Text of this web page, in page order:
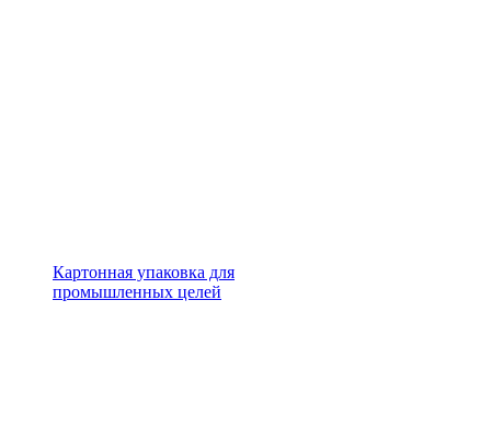
Картонная упаковка для
промышленных целей